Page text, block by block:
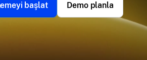
başlat Demo planla